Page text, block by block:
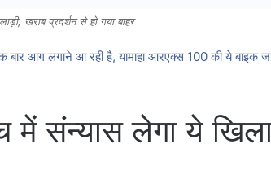
खराब प्रदर्शन से हो गया बाहर
आग लगाने आ रही है, यामाहा आरएक्स 100 की ये बाइक
संन्यास लेगा ये